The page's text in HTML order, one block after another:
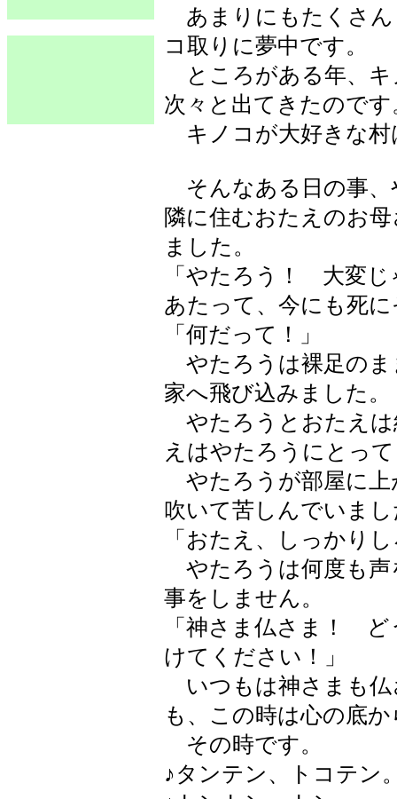
あまりにもたくさん
コ取りに夢中です。
ところがある年、キ
次々と出てきたのです
キノコが大好きな村
そんなある日の事、
隣に住むおたえのお
ました。
「やたろう！ 大変
あたって、今にも死
「何だって！」
やたろうは裸足のま
家へ飛び込みました。
やたろうとおたえは
えはやたろうにとっ
やたろうが部屋に上
吹いて苦しんでいま
「おたえ、しっかり
やたろうは何度も声
事をしません。
「神さま仏さま！
けてください！」
いつもは神さまも仏
も、この時は心の底
その時です。
♪タンテン、トコテン